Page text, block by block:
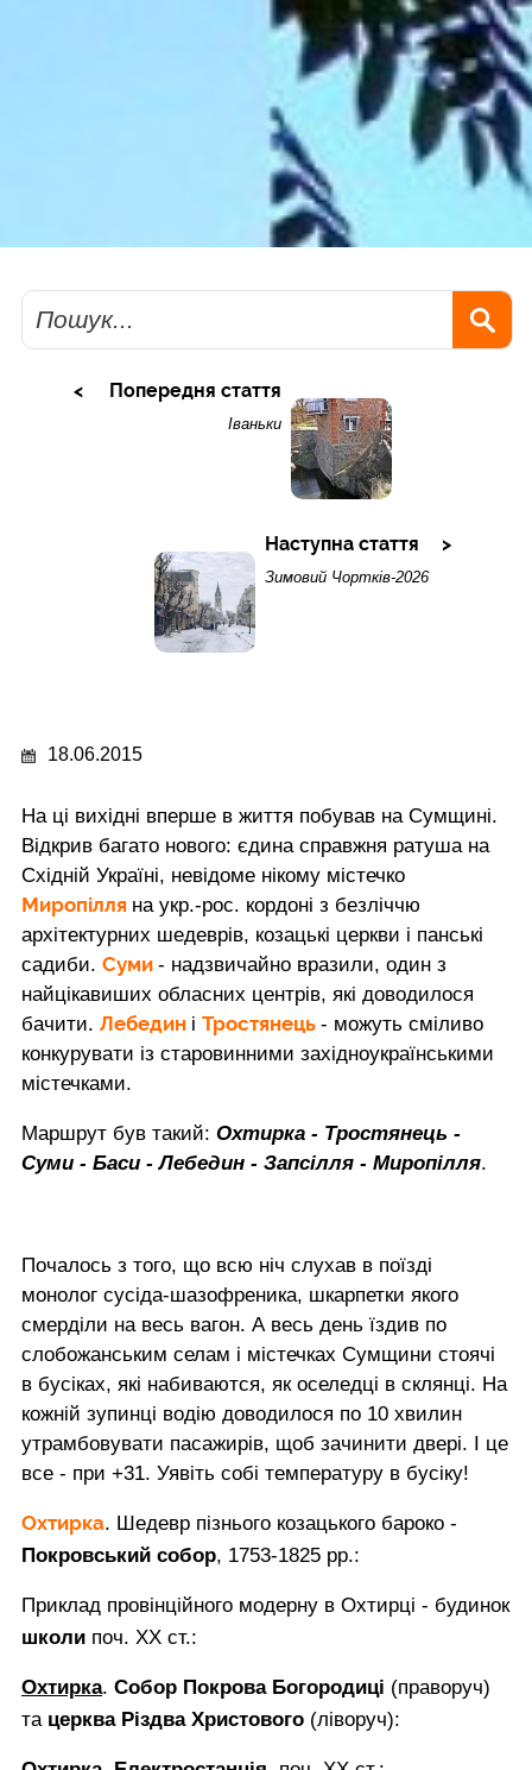
Пошук
Попередня стаття
Іваньки
Наступна стаття
Зимовий Чортків-2026
18.06.2015
На ці вихідні вперше в життя побував на Сумщині.
Відкрив багато нового: єдина справжня ратуша на
Східній Україні, невідоме нікому містечко
Миропілля на укр.-рос. кордоні з безліччю
архітектурних шедеврів, козацькі церкви і панські
садиби. Суми - надзвичайно вразили, один з
найцікавиших обласних центрів, які доводилося
бачити. Лебедин і Тростянець - можуть сміливо
конкурувати із старовинними західноукраїнськими
містечками.
Маршрут був такий: Охтирка - Тростянець -
Суми - Баси - Лебедин - Запсілля - Миропілля.
Почалось з того, що всю ніч слухав в поїзді
монолог сусіда-шазофреника, шкарпетки якого
смерділи на весь вагон. А весь день їздив по
слобожанським селам і містечках Сумщини стоячі
в бусіках, які набиваются, як оселедці в склянці. На
кожній зупинці водію доводилося по 10 хвилин
утрамбовувати пасажирів, щоб зачинити двері. І це
все - при +31. Уявіть собі температуру в бусіку!
Охтирка. Шедевр пізнього козацького бароко -
Покровський собор, 1753-1825 рр.:
Приклад провінційного модерну в Охтирці - будинок
школи поч. ХХ ст.:
Охтирка. Собор Покрова Богородиці (праворуч)
та церква Різдва Христового (ліворуч):